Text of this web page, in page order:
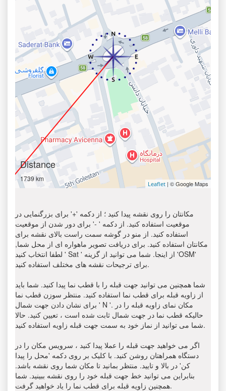
Distance
1739 km
Leaflet | © Google Maps
مکانتان را روی نقشه پیدا کنید ؛ از دکمه '+' برای بزرگنمایی در
موقعیت استفاده کنید. از دکمه ' -' برای دور شدن از موقعیت
استفاده کنید. از منو در گوشه سمت راست بالای نقشه برای
مکانتان استفاده کنید. برای دریافت تصویر ماهواره ای از محل شما,
لطفا انتخاب کنید ' Sat ' از اینجا. شما می توانید از گزینه 'OSM'
برای ترجیحات نقشه های مختلف استفاده کنید.
شما همچنین می توانید جهت قبله را با قطب نما پیدا کنید. شما باید
از زاویه قبله برای قطب نما استفاده کنید. منتظر سوزن قطب نما
برای نشان دادن جهت شمال ' N '. مکان نمای زاویه قبله را در
حالیکه قطب نما در جهت شمال ثابت شده است ، تعیین کنید. حالا
شما می توانید از نماز خود به سمت جهت قبله زاویه استفاده کنید.
اگر می خواهید جهت قبله را عملا پیدا کنید ، سرویس مکان را در
دستگاه همراهتان روشن کنید. با کلیک بر روی دکمه 'محل را پیدا
کن' در بالا و تایید. منتظر بمانید تا مکان شما روی نقشه باشد.
بنابراین می توانید خط جهت قبله خود را روی نقشه ببینید. شما
همچنین زاویه قبله برای قطب نما را یاد خواهید گرفت.